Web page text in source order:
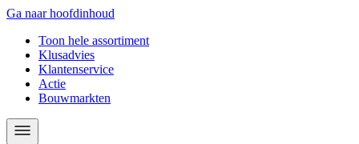
Ga naar hoofdinhoud
Toon hele assortiment
Klusadvies
Klantenservice
Actie
Bouwmarkten